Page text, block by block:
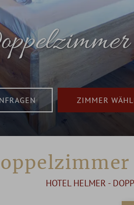
ZIMMER
HOTEL HELMER -